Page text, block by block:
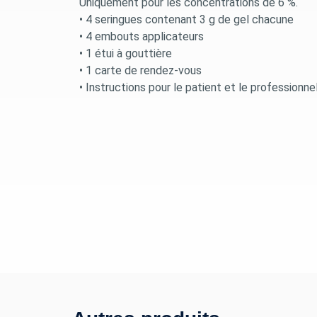
• 4 seringues contenant 3 g de gel chacune
• 4 embouts applicateurs
• 1 étui à gouttière
• 1 carte de rendez-vous
• Instructions pour le patient et le